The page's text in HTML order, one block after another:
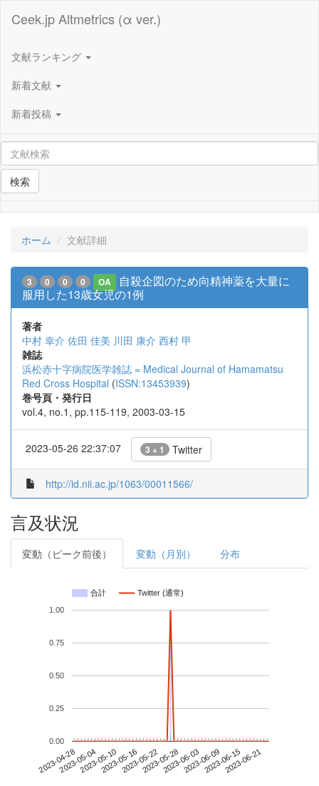
Ceek.jp Altmetrics (α ver.)
文献ランキング
新着文献
新着投稿
検索
ホーム 文献詳細
3 0 0 0 OA
自殺企図のため向精神薬を大量に
服用した13歳女児の1例
著者
中村 幸介 佐田 佳美 川田 康介 西村 甲
雑誌
浜松赤十字病院医学雑誌 = Medical Journal of Hamamatsu
Red Cross Hospital (ISSN:13453939)
巻号頁・発行日
vol.4, no.1, pp.115-119, 2003-03-15
2023-05-26 22:37:07 3 + 1 Twitter
http://id.nii.ac.jp/1063/00011566/
言及状況
変動（ピーク前後） 変動（月別） 分布
合計 Twitter (通常)
2023-04-282023-05-042023-05-102023-05-162023-05-222023-05-282023-06-032023-06-092023-06-152023-06-21
0.00
0.25
0.50
0.75
1.00